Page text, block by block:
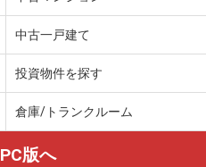
中古一戸建て
投資物件を探す
倉庫/トランクルーム
PC版へ